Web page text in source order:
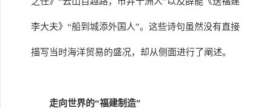
李大夫》“船到城添外国人”。这些诗句虽然没有直接
描写当时海洋贸易的盛况，却从侧面进行了阐述。
走向世界的“福建制造”